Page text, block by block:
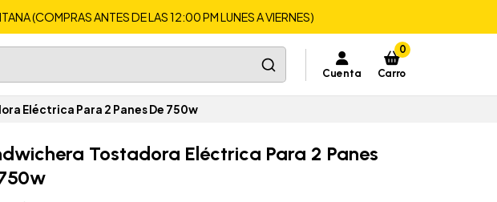
(COMPRAS ANTES DE LAS 12:00 PM LUNES A VIERNES)
Cuenta
0
Carro
Eléctrica Para 2 Panes De 750w
Tostadora Eléctrica Para 2 Panes